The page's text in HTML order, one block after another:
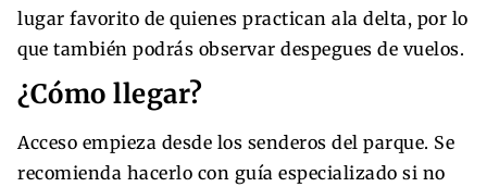
lugar favorito de quienes practican ala delta, por lo
que también podrás observar despegues de vuelos.
¿Cómo llegar?
Acceso empieza desde los senderos del parque. Se
recomienda hacerlo con guía especializado si no